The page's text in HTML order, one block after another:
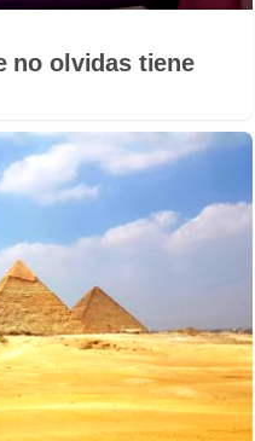
no olvidas tiene